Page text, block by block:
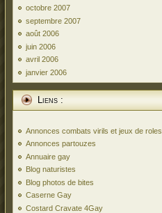
octobre 2007
septembre 2007
août 2006
juin 2006
avril 2006
janvier 2006
Liens :
Annonces combats virils et jeux de roles
Annonces partouzes
Annuaire gay
Blog naturistes
Blog photos de bites
Caserne Gay
Costard Cravate 4Gay